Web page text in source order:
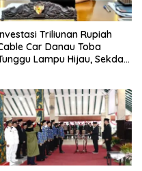
Triliunan Rupiah
Car Danau Toba
Lampu Hijau, Sekda